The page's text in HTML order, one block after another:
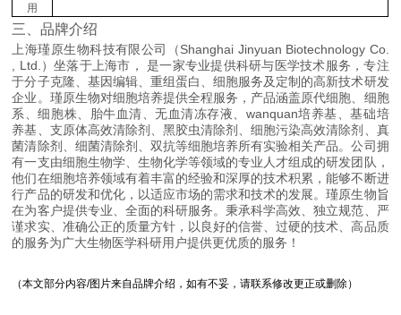
用
三、品牌介绍
上海瑾原生物科技有限公司（Shanghai Jinyuan Biotechnology Co.
, Ltd.）坐落于上海市， 是一家专业提供科研与医学技术服务，专注
于分子克隆、基因编辑、重组蛋白、细胞服务及定制的高新技术研发
企业。瑾原生物对细胞培养提供全程服务，产品涵盖原代细胞、细胞
系、细胞株、胎牛血清、无血清冻存液、wanquan培养基、基础培
养基、支原体高效清除剂、黑胶虫清除剂、细胞污染高效清除剂、真
菌清除剂、细菌清除剂、双抗等细胞培养所有实验相关产品。公司拥
有一支由细胞生物学、生物化学等领域的专业人才组成的研发团队，
他们在细胞培养领域有着丰富的经验和深厚的技术积累，能够不断进
行产品的研发和优化，以适应市场的需求和技术的发展。瑾原生物旨
在为客户提供专业、全面的科研服务。秉承科学高效、独立规范、严
谨求实、准确公正的质量方针，以良好的信誉、过硬的技术、高品质
的服务为广大生物医学科研用户提供更优质的服务！
（本文部分内容/图片来自品牌介绍，如有不妥，请联系修改更正或删除）